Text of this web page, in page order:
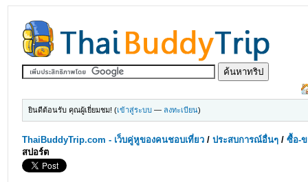
ยินดีต้อนรับ คุณผู้เยี่ยมชม! (เข้าสู่ระบบ — ลงทะเบียน)
ThaiBuddyTrip.com - เว็บคู่หูของคนชอบเที่ยว /ประสบการณ์อื่นๆ /ซื้อ-ข
สปอร์ต